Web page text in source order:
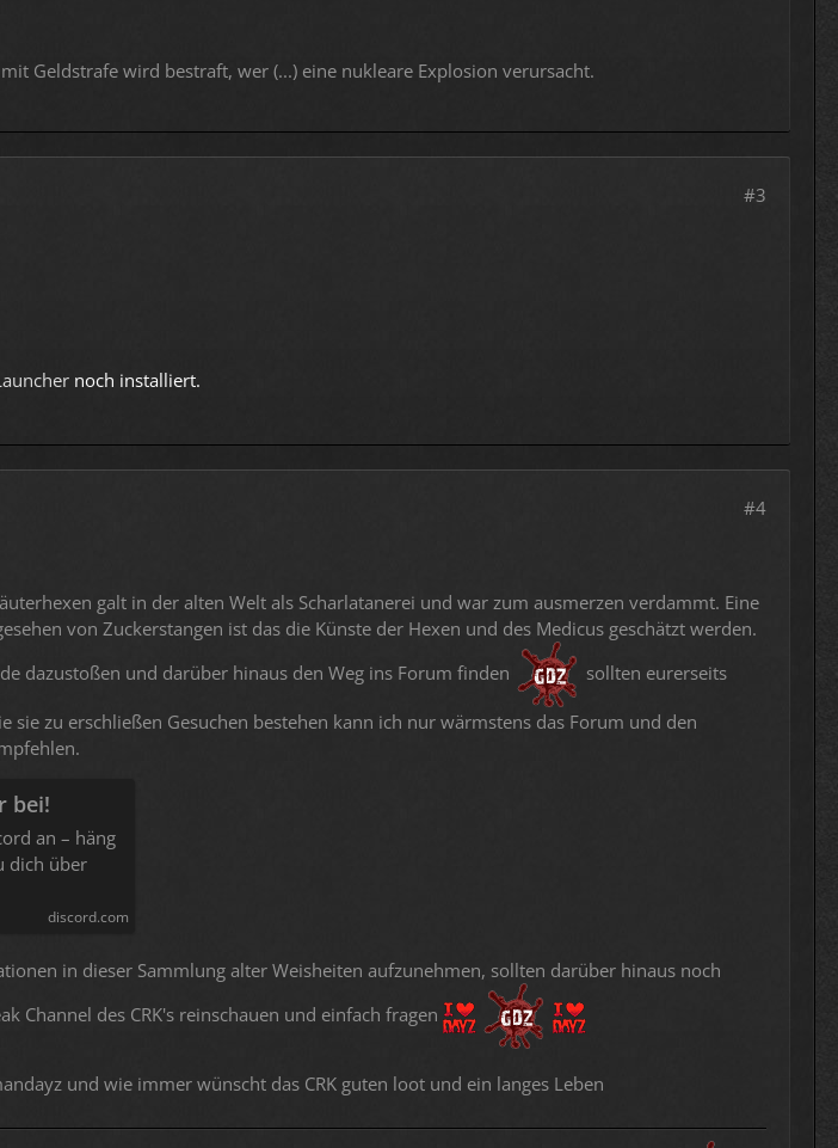
Geldstrafe wird bestraft, wer (...) eine nukleare Explosion verursacht.
#3
noch installiert.
#4
galt in der alten Welt als Scharlatanerei und war zum ausmerzen verdammt. Eine
von Zuckerstangen ist das die Künste der Hexen und des Medicus geschätzt werden.
dazustoßen und darüber hinaus den Weg ins Forum finden
sollten eurerseits
sie zu erschließen Gesuchen bestehen kann ich nur wärmstens das Forum und den
bei!
an – häng
dich über
discord.com
in dieser Sammlung alter Weisheiten aufzunehmen, sollten darüber hinaus noch
Channel des CRK's reinschauen und einfach fragen
und wie immer wünscht das CRK guten loot und ein langes Leben